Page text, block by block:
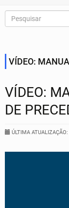
VÍDEO:
VÍDEO:
DE
ÚLTIMA